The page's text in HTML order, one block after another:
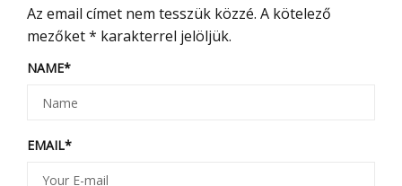
Az email címet nem tesszük közzé. A kötelező
mezőket* karakterrel jelöljük.
NAME*
EMAIL*